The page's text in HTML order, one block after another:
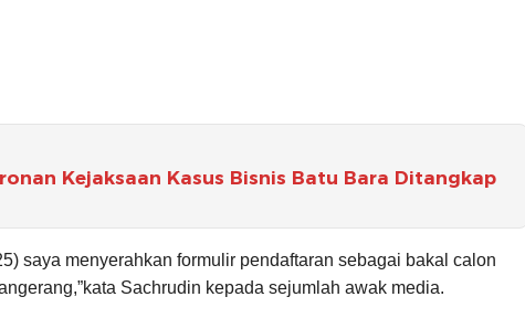
Kejaksaan Kasus Bisnis Batu Bara Ditangkap
saya menyerahkan formulir pendaftaran sebagai bakal calon
Sachrudin kepada sejumlah awak media.